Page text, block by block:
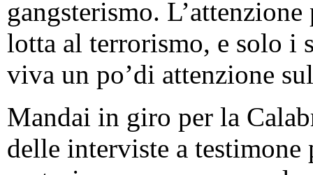
gangsterismo.
lotta al terrorismo, e solo i
viva un po’di attenzione
Mandai in giro per la
delle interviste a